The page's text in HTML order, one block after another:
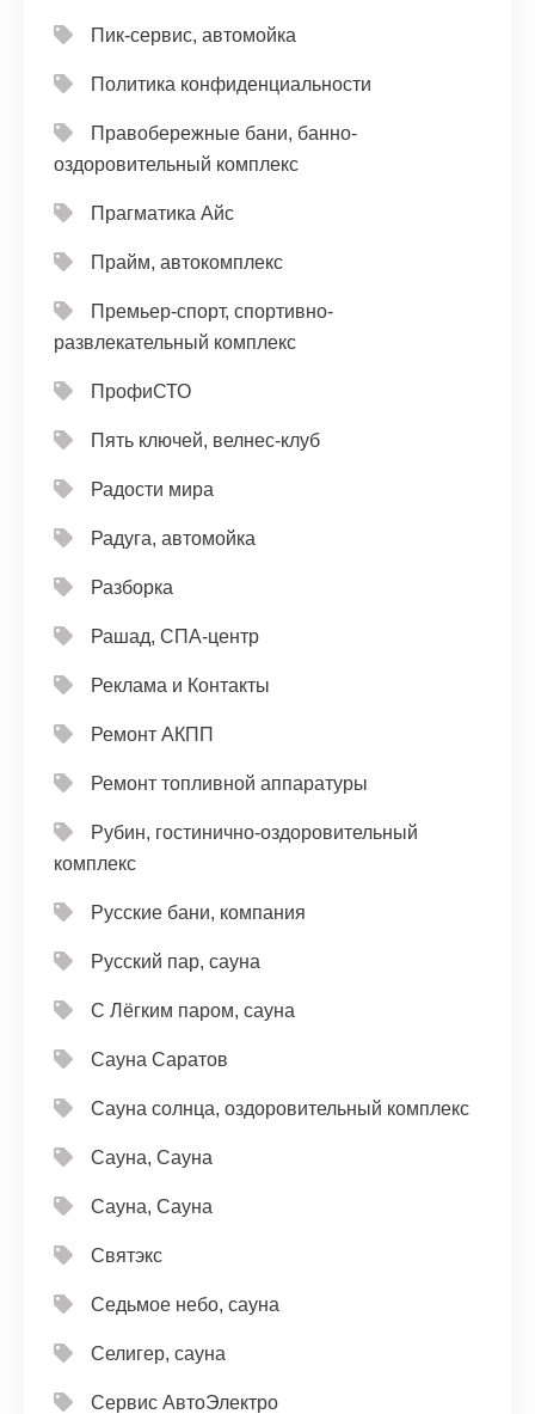
Пик-сервис, автомойка
Политика конфиденциальности
Правобережные бани, банно-
оздоровительный комплекс
Прагматика Айс
Прайм, автокомплекс
Премьер-спорт, спортивно-
развлекательный комплекс
ПрофиСТО
Пять ключей, велнес-клуб
Радости мира
Радуга, автомойка
Разборка
Рашад, СПА-центр
Реклама и Контакты
Ремонт АКПП
Ремонт топливной аппаратуры
Рубин, гостинично-оздоровительный
комплекс
Русские бани, компания
Русский пар, сауна
С Лёгким паром, сауна
Сауна Саратов
Сауна солнца, оздоровительный комплекс
Сауна, Сауна
Сауна, Сауна
Святэкс
Седьмое небо, сауна
Селигер, сауна
Сервис АвтоЭлектро